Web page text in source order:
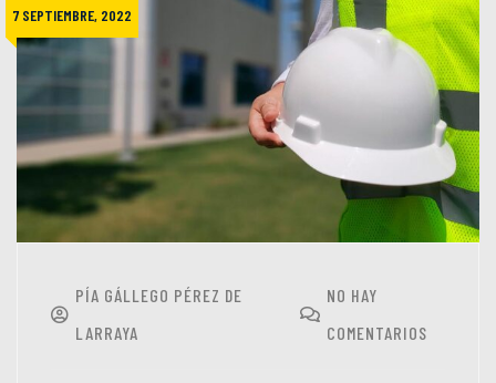
7 SEPTIEMBRE, 2022
PÍA GÁLLEGO PÉREZ DE
LARRAYA
NO HAY
COMENTARIOS